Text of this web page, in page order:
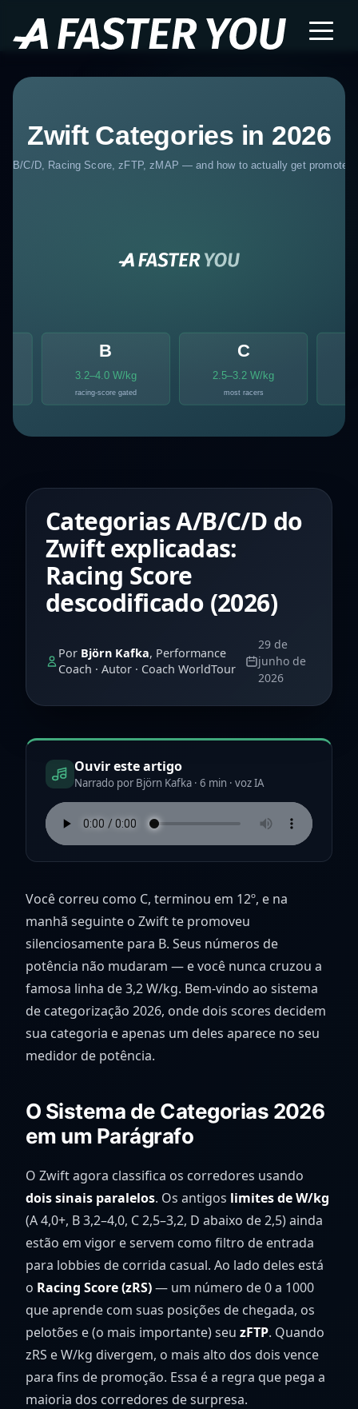
Categorias A/B/C/D do
Zwift explicadas:
Racing Score
descodificado (2026)
Por Björn Kafka, Performance
Coach · Autor · Coach WorldTour
29 de
junho de
2026
Ouvir este artigo
Narrado por Björn Kafka · 6 min · voz IA
Você correu como C, terminou em 12º, e na
manhã seguinte o Zwift te promoveu
silenciosamente para B. Seus números de
potência não mudaram — e você nunca cruzou a
famosa linha de 3,2 W/kg. Bem-vindo ao sistema
de categorização 2026, onde dois scores decidem
sua categoria e apenas um deles aparece no seu
medidor de potência.
O Sistema de Categorias 2026
em um Parágrafo
O Zwift agora classifica os corredores usando
dois sinais paralelos. Os antigos limites de W/kg
(A 4,0+, B 3,2–4,0, C 2,5–3,2, D abaixo de 2,5) ainda
estão em vigor e servem como filtro de entrada
para lobbies de corrida casual. Ao lado deles está
o Racing Score (zRS)— um número de 0 a 1000
que aprende com suas posições de chegada, os
pelotões e (o mais importante) seu zFTP. Quando
zRS e W/kg divergem, o mais alto dos dois vence
para fins de promoção. Essa é a regra que pega a
maioria dos corredores de surpresa.